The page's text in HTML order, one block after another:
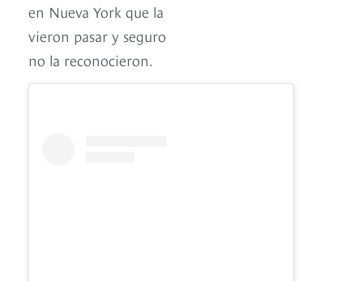
en Nueva York que la
vieron pasar y seguro
no la reconocieron.